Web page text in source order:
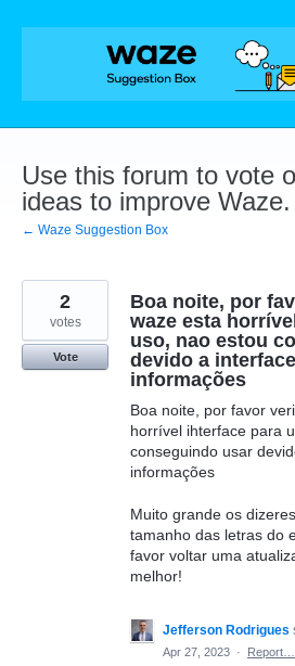
Skip
Use this forum to vote
ideas to improve Waze.
← Waze Suggestion Box
Boa noite, por
waze esta
uso, nao estou
devido a
informações
Boa noite, por favor
horrível ihterface para
conseguindo usar
informações
Muito grande os
tamanho das letras do
favor voltar uma
melhor!
2
votes
Vote
Jefferson Rodrigues
Apr 27, 2023 · Report…